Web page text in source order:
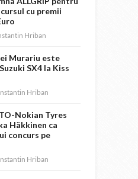
cu premii
Hriban
Murariu este
SX4 la Kiss
Hriban
Nokian Tyres
Häkkinen ca
concurs pe
Hriban